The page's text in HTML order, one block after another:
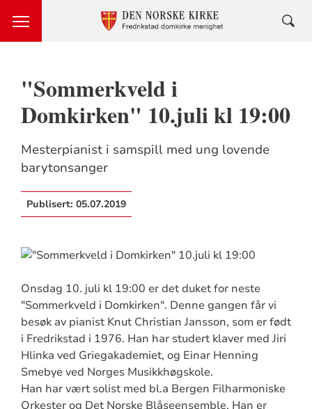
"Sommerkveld i
Domkirken" 10.juli kl 19:00
Mesterpianist i samspill med ung lovende
barytonsanger
Publisert: 05.07.2019
Onsdag 10. juli kl 19:00 er det duket for neste
"Sommerkveld i Domkirken". Denne gangen får vi
besøk av pianist Knut Christian Jansson, som er født
i Fredrikstad i 1976. Han har studert klaver med Jiri
Hlinka ved Griegakademiet, og Einar Henning
Smebye ved Norges Musikkhøgskole.
Han har vært solist med bl.a Bergen Filharmoniske
Orkester og Det Norske Blåseensemble. Han er